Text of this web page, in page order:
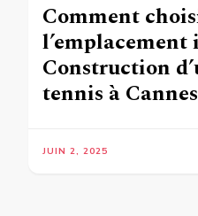
Comment
Construction
tennis à
JUIN 2, 2025